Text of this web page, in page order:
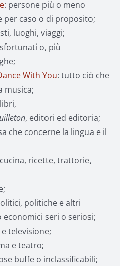
: persone più o meno
per caso o di proposito;
luoghi, viaggi;
o, più
With You: tutto ciò che
musica;
, editori ed editoria;
che concerne la lingua e il
ricette, trattorie,
politiche e altri
seri o seriosi;
televisione;
e teatro;
buffe o inclassificabili;